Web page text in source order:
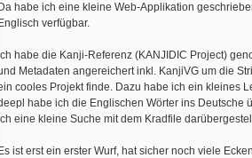
Da habe ich eine kleine Web-Applikation
Englisch verfügbar.
Ich habe die Kanji-Referenz (KANJIDIC Project)
Metadaten angereichert inkl. KanjiVG um die
cooles Projekt finde. Dazu habe ich ein kleines
habe ich die Englischen Wörter ins Deutsche
eine kleine Suche mit dem Kradfile
Es ist erst ein erster Wurf, hat sicher noch viele